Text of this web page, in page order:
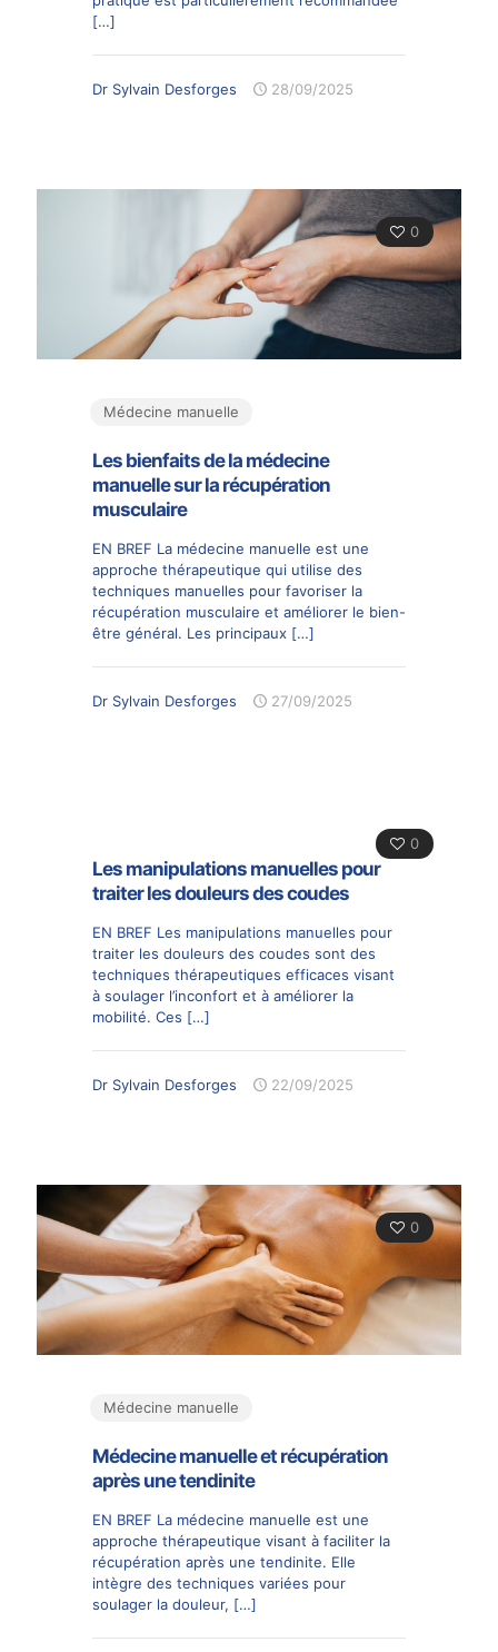
[…]
Dr Sylvain Desforges 28/09/2025
0
Médecine manuelle
Les bienfaits de la médecine
manuelle sur la récupération
musculaire
EN BREF La médecine manuelle est une
approche thérapeutique qui utilise des
techniques manuelles pour favoriser la
récupération musculaire et améliorer le bien-
être général. Les principaux […]
Dr Sylvain Desforges 27/09/2025
0
Les manipulations manuelles pour
traiter les douleurs des coudes
EN BREF Les manipulations manuelles pour
traiter les douleurs des coudes sont des
techniques thérapeutiques efficaces visant
à soulager l’inconfort et à améliorer la
mobilité. Ces […]
Dr Sylvain Desforges 22/09/2025
0
Médecine manuelle
Médecine manuelle et récupération
après une tendinite
EN BREF La médecine manuelle est une
approche thérapeutique visant à faciliter la
récupération après une tendinite. Elle
intègre des techniques variées pour
soulager la douleur, […]